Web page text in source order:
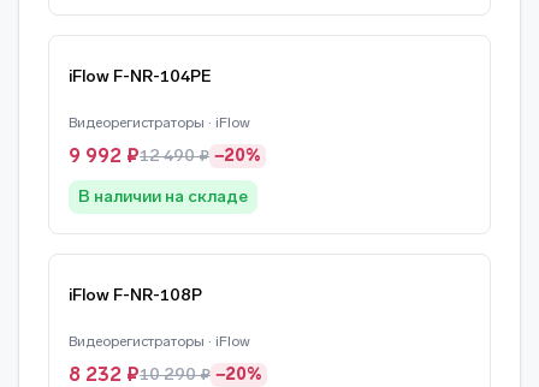
iFlow F-NR-104PE
Видеорегистраторы · iFlow
9 992 ₽12 490 ₽ −20%
В наличии на складе
iFlow F-NR-108P
Видеорегистраторы · iFlow
8 232 ₽10 290 ₽ −20%